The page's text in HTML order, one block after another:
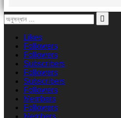
Likes
Followers
Followers
Subscribers
Followers
Subscribers
Followers
Members
Followers